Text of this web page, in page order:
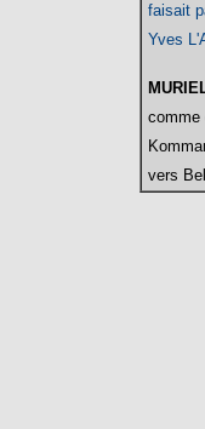
faisait
Yves
comme
vers